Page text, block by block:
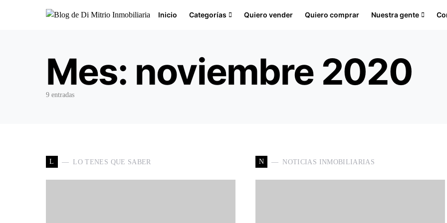
Inicio Categorías Quiero vender Quiero comprar Nuestra gente
Buscar por:
Mes: noviembre 2020
9 entradas
L LO TENES QUE SABER N NOTICIAS INMOBILIARIAS